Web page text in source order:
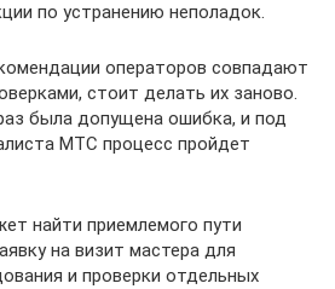
по устранению неполадок.
операторов совпадают
стоит делать их заново.
была допущена ошибка, и под
МТС процесс пройдет
найти приемлемого пути
на визит мастера для
и проверки отдельных